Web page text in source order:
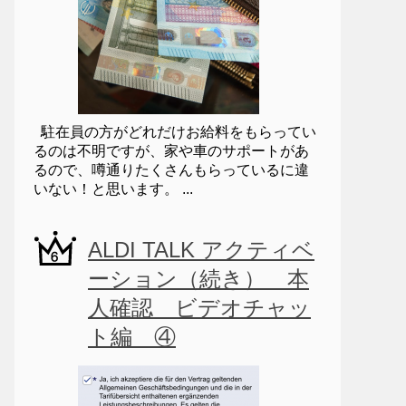
駐在員の方がどれだけお給料をもらってい
るのは不明ですが、家や車のサポートがあ
るので、噂通りたくさんもらっているに違
いない！と思います。 ...
ALDI TALK アクティベ
ーション（続き） 本
人確認 ビデオチャッ
ト編 ④